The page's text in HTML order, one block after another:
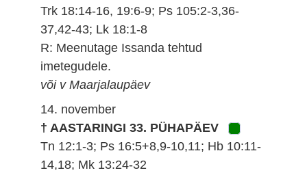
Trk 18:14-16, 19:6-9; Ps 105:2-3,36-
37,42-43; Lk 18:1-8
R: Meenutage Issanda tehtud
imetegudele.
või v Maarjalaupäev
14. november
† AASTARINGI 33. PÜHAPÄEV
Tn 12:1-3; Ps 16:5+8,9-10,11; Hb 10:11-
14,18; Mk 13:24-32